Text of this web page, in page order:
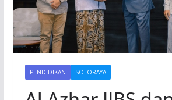
PENDIDIKAN SOLORAYA